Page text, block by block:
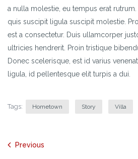
a nulla molestie, eu tempus erat
quis suscipit ligula suscipit molestie.
est a consectetur. Duis ullamcorper
ultricies hendrerit. Proin tristique
Donec scelerisque, est id varius
ligula, id pellentesque elit turpis a dui.
Tags: Hometown Story Villa
Bericht
Previous